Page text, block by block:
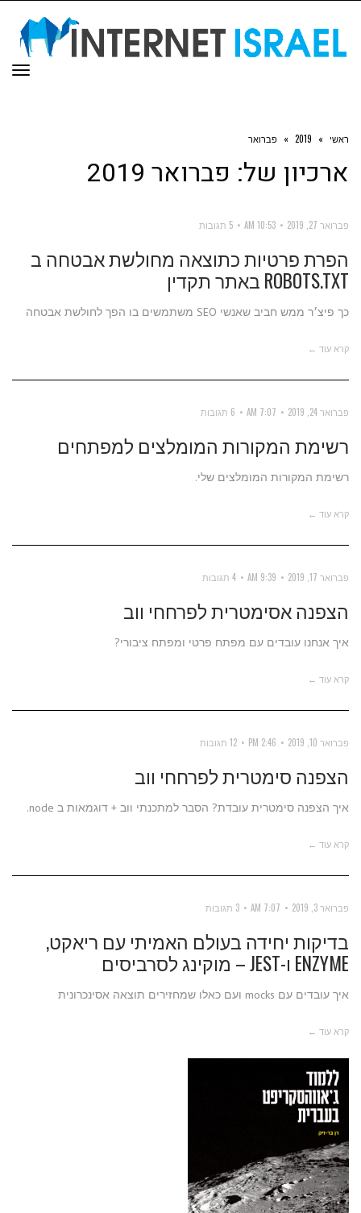
ראשי »
2019
» פברואר
ארכיון של: פברואר 2019
פברואר 27, 2019 10:53 AM 5 תגובות
הפרת פרטיות כתוצאה מחולשת אבטחה ב
ROBOTS.TXT באתר תקדין
כך פיצ׳ר ממש חביב שאנשי SEO משתמשים בו הפך לחולשת אבטחה
קרא עוד ←
פברואר 24, 2019 7:07 AM 6 תגובות
רשימת המקורות המומלצים למפתחים
רשימת המקורות המומלצים שלי.
קרא עוד ←
פברואר 17, 2019 9:39 AM 4 תגובות
הצפנה אסימטרית לפרחחי ווב
איך אנחנו עובדים עם מפתח פרטי ומפתח ציבורי?
קרא עוד ←
פברואר 10, 2019 2:46 PM 12 תגובות
הצפנה סימטרית לפרחחי ווב
איך הצפנה סימטרית עובדת? הסבר למתכנתי ווב + דוגמאות ב node.
קרא עוד ←
פברואר 3, 2019 7:07 AM 3 תגובות
בדיקות יחידה בעולם האמיתי עם ריאקט,
ENZYME ו-JEST – מוקינג לסרביסים
איך עובדים עם mocks ועם כאלו שמחזירים תוצאה אסינכרונית
קרא עוד ←